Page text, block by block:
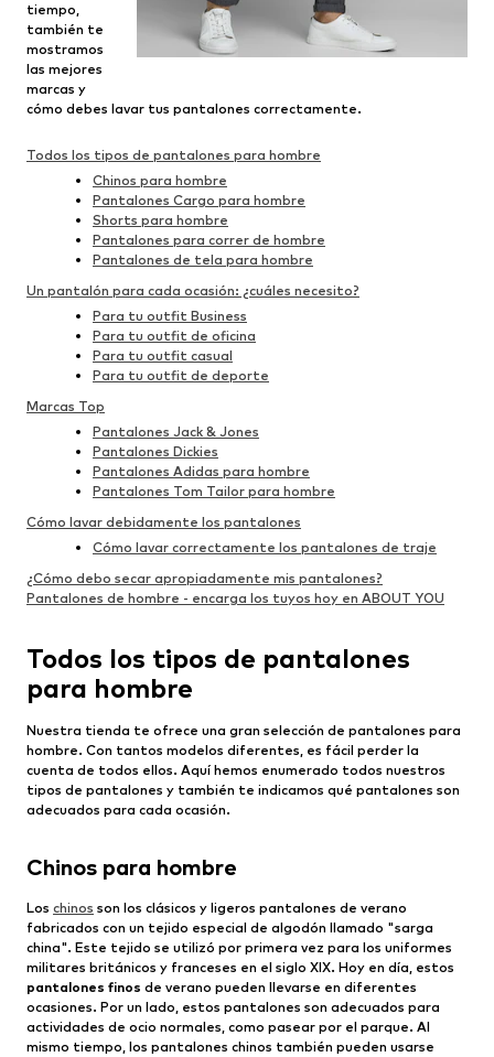
tiempo,
también te
mostramos
las mejores
marcas y
cómo debes lavar tus pantalones correctamente.
Todos los tipos de pantalones para hombre
Chinos para hombre
Pantalones Cargo para hombre
Shorts para hombre
Pantalones para correr de hombre
Pantalones de tela para hombre
Un pantalón para cada ocasión: ¿cuáles necesito?
Para tu outfit Business
Para tu outfit de oficina
Para tu outfit casual
Para tu outfit de deporte
Marcas Top
Pantalones Jack & Jones
Pantalones Dickies
Pantalones Adidas para hombre
Pantalones Tom Tailor para hombre
Cómo lavar debidamente los pantalones
Cómo lavar correctamente los pantalones de traje
¿Cómo debo secar apropiadamente mis pantalones?
Pantalones de hombre - encarga los tuyos hoy en ABOUT YOU
Todos los tipos de pantalones
para hombre
Nuestra tienda te ofrece una gran selección de pantalones para
hombre. Con tantos modelos diferentes, es fácil perder la
cuenta de todos ellos. Aquí hemos enumerado todos nuestros
tipos de pantalones y también te indicamos qué pantalones son
adecuados para cada ocasión.
Chinos para hombre
Los chinos son los clásicos y ligeros pantalones de verano
fabricados con un tejido especial de algodón llamado "sarga
china". Este tejido se utilizó por primera vez para los uniformes
militares británicos y franceses en el siglo XIX. Hoy en día, estos
pantalones finos de verano pueden llevarse en diferentes
ocasiones. Por un lado, estos pantalones son adecuados para
actividades de ocio normales, como pasear por el parque. Al
mismo tiempo, los pantalones chinos también pueden usarse